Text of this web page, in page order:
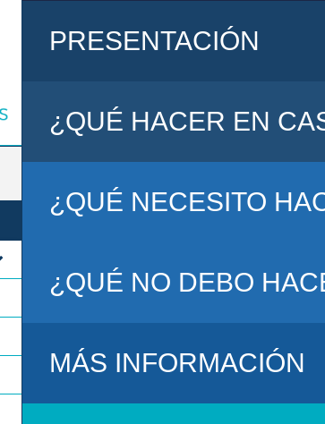
PRESENTACIÓN
¿QUÉ HACER EN
¿QUÉ NECESITO
¿QUÉ NO DEBO
MÁS INFORMACIÓN